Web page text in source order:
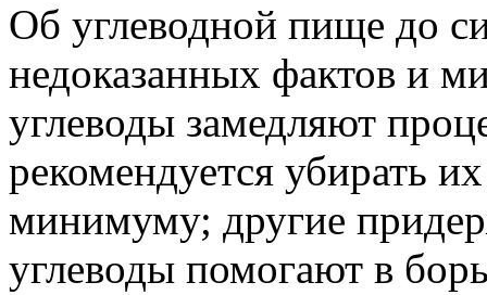
Об углеводной пище до
недоказанных фактов и
углеводы замедляют
рекомендуется убирать
минимуму; другие
углеводы помогают в